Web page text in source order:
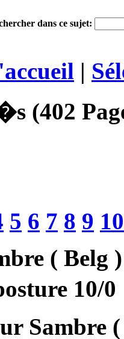
dans ce sujet:
|
(402
5 6 7 8 9 10
(
10/0
Sambre